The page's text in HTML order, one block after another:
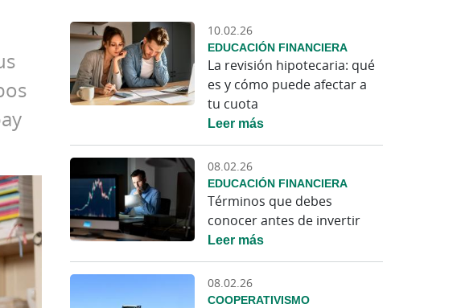
10.02.26
EDUCACIÓN FINANCIERA
La revisión hipotecaria: qué
es y cómo puede afectar a
tu cuota
Leer más
08.02.26
EDUCACIÓN FINANCIERA
Términos que debes
conocer antes de invertir
Leer más
08.02.26
COOPERATIVISMO